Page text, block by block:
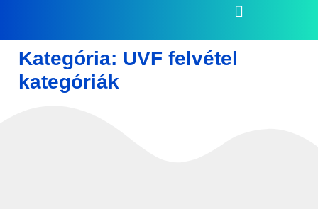
Kategória: UVF felvétel
kategóriák